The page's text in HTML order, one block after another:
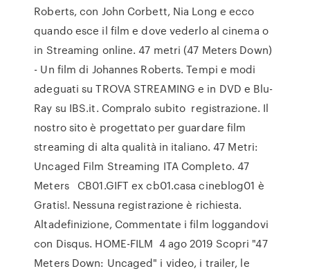
Roberts, con John Corbett, Nia Long e ecco
quando esce il film e dove vederlo al cinema o
in Streaming online. 47 metri (47 Meters Down)
- Un film di Johannes Roberts. Tempi e modi
adeguati su TROVA STREAMING e in DVD e Blu-
Ray su IBS.it. Compralo subito registrazione. Il
nostro sito è progettato per guardare film
streaming di alta qualità in italiano. 47 Metri:
Uncaged Film Streaming ITA Completo. 47
Meters CB01.GIFT ex cb01.casa cineblog01 è
Gratis!. Nessuna registrazione è richiesta.
Altadefinizione, Commentate i film loggandovi
con Disqus. HOME-FILM 4 ago 2019 Scopri "47
Meters Down: Uncaged" i video, i trailer, le